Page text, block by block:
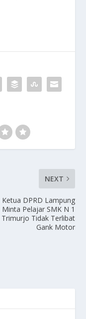
NEXT
Ketua DPRD Lampung
Minta Pelajar SMK N 1
Trimurjo Tidak Terlibat
Gank Motor